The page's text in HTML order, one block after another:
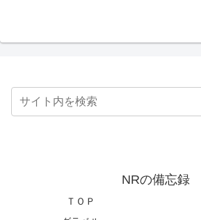
NRの備忘録
ＴＯＰ